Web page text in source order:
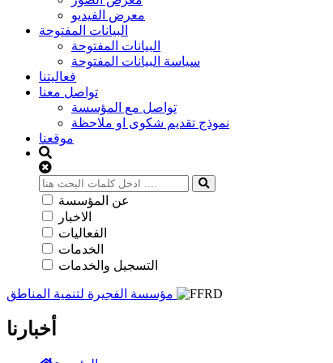
معرض الفيديو
البيانات المفتوحة
البيانات المفتوحة
سياسة البيانات المفتوحة
فعاليتنا
تواصل معنا
تواصل مع المؤسسة
نموذج تقديم شكوى او ملاحظة
موقعنا
عن المؤسسة
الاخبار
الفعاليات
الخدمات
التسجيل والخدمات
أخبارنا